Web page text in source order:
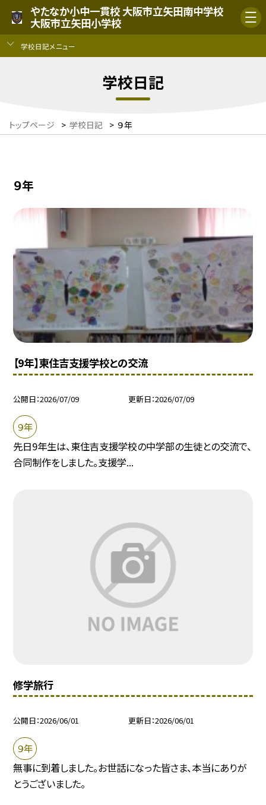
やたなか小中一貫校 大阪市立矢田南中学校
大阪市立矢田小学校
学校日記メニュー
学校日記
トップページ > 学校日記 > ９年
９年
【9年】東住吉支援学校との交流
公開日 2026/07/09 更新日 2026/07/09
９年
先日9年生は、東住吉支援学校の中学部の生徒との交流で、
合同制作をしました。支援学...
修学旅行
公開日 2026/06/01 更新日 2026/06/01
９年
無事に到着しました。お世話になった皆さま、本当にありが
とうございました。